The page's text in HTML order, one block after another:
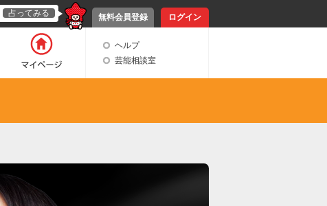
無料会員登録 ログイン
占ってみる
ヘルプ
芸能相談室